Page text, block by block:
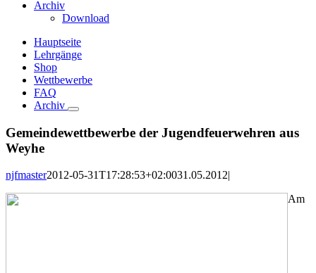
Archiv
Download
Hauptseite
Lehrgänge
Shop
Wettbewerbe
FAQ
Archiv
Gemeindewettbewerbe der Jugendfeuerwehren aus
Weyhe
njfmaster2012-05-31T17:28:53+02:0031.05.2012|
Am